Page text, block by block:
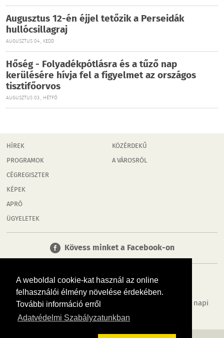
A weboldal cookie-kat használ az online
felhasználói élmény növelése érdekében.
További információ erről
Adatvédelmi Szabályzatunkban
Augusztus 12-én éjjel tetőzik a Perseidák
hullócsillagraj
AUGUSZTUS 04., KEDD
Hőség - Folyadékpótlásra és a tűző nap
kerülésére hívja fel a figyelmet az országos
tisztifőorvos
AUGUSZTUS 03., HÉTFŐ
HÍREK
PROGRAMOK
CÉGREGISZTER
KÉPEK
APRÓ
ÜGYELETEK
KÖZÉRDEKŰ
A VÁROSRÓL
Kövess minket a Facebook-on
Tudj meg többet városodról! Hírek, programok, képek, napi
menü, cégek…. és minden, ami Győr